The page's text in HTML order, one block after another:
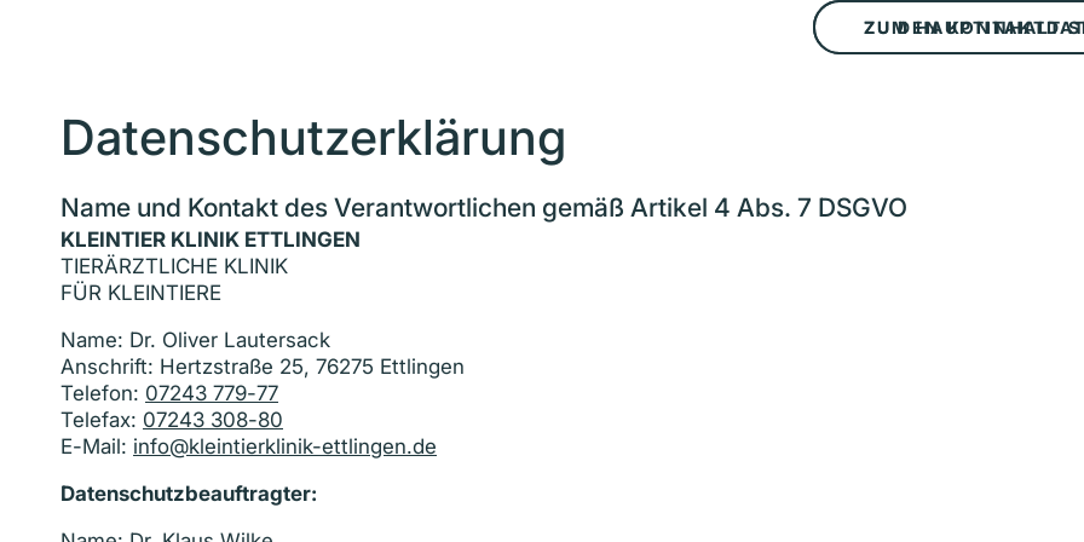
ZUM HAUPTINHALT
ZU DEN
Datenschutzerklärung
Name und Kontakt des Verantwortlichen gemäß Artikel 4 Abs. 7 DSGVO
KLEINTIER KLINIK ETTLINGEN
TIERÄRZTLICHE KLINIK
FÜR KLEINTIERE
Name: Dr. Oliver Lautersack
Anschrift: Hertzstraße 25, 76275 Ettlingen
Telefon: 07243 779-77
Telefax: 07243 308-80
E-Mail: info@kleintierklinik-ettlingen.de
Datenschutzbeauftragter: